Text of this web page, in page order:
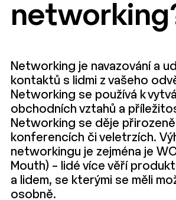
Networking je navazování a
kontaktů s lidmi z vašeho
Networking se používá k
obchodních vztahů a
Networking se děje přirozeně
konferencích či veletrzích.
networkingu je zejména je
Mouth) – lidé více věří
a lidem, se kterými se měli
osobně.